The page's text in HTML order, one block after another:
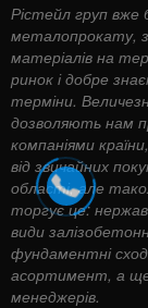
Рістейл груп вже
металопрокату,
матеріалів на
ринок і добре
терміни.
дозволяють нам
компаніями
від звичайних
області, але
торгує це:
види
фундаментні
асортимент, а ще
менеджерів.